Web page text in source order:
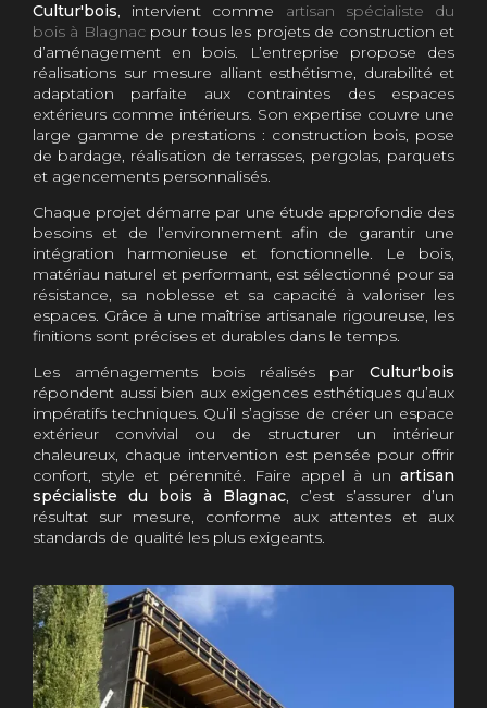
Cultur'bois, intervient comme artisan spécialiste du
bois à Blagnacpour tous les projets de construction et
d’aménagement en bois. L’entreprise propose des
réalisations sur mesure alliant esthétisme, durabilité et
adaptation parfaite aux contraintes des espaces
extérieurs comme intérieurs. Son expertise couvre une
large gamme de prestations : construction bois, pose
de bardage, réalisation de terrasses, pergolas, parquets
et agencements personnalisés.
Chaque projet démarre par une étude approfondie des
besoins et de l’environnement afin de garantir une
intégration harmonieuse et fonctionnelle. Le bois,
matériau naturel et performant, est sélectionné pour sa
résistance, sa noblesse et sa capacité à valoriser les
espaces. Grâce à une maîtrise artisanale rigoureuse, les
finitions sont précises et durables dans le temps.
Les aménagements bois réalisés par Cultur'bois
répondent aussi bien aux exigences esthétiques qu’aux
impératifs techniques. Qu’il s’agisse de créer un espace
extérieur convivial ou de structurer un intérieur
chaleureux, chaque intervention est pensée pour offrir
confort, style et pérennité. Faire appel à un artisan
spécialiste du bois à Blagnac, c’est s’assurer d’un
résultat sur mesure, conforme aux attentes et aux
standards de qualité les plus exigeants.